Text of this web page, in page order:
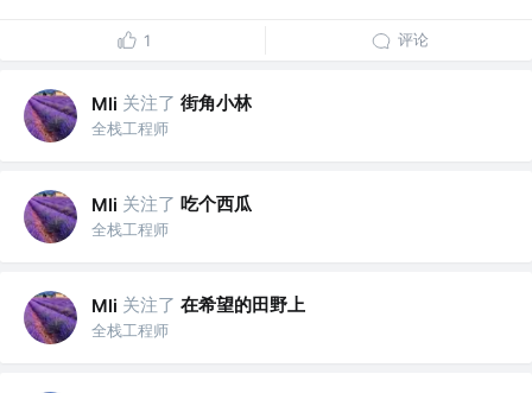
1 评论
Mli 关注了 街角小林
全栈工程师
Mli 关注了 吃个西瓜
全栈工程师
Mli 关注了 在希望的田野上
全栈工程师